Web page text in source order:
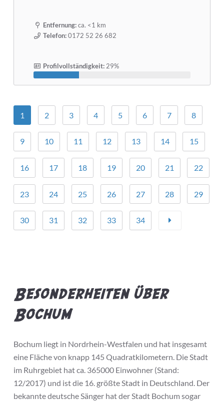
Entfernung:ca. <1 km
Telefon:0172 52 26 682
Profilvollständigkeit:29%
1 2 3 4 5 6 7 8
9 10 11 12 13 14 15
16 17 18 19 20 21 22
23 24 25 26 27 28 29
30 31 32 33 34
Besonderheiten über
Bochum
Bochum liegt in Nordrhein-Westfalen und hat insgesamt
eine Fläche von knapp 145 Quadratkilometern. Die Stadt
im Ruhrgebiet hat ca. 365000 Einwohner (Stand:
12/2017) und ist die 16. größte Stadt in Deutschland. Der
bekannte deutsche Sänger hat der Stadt Bochum sogar